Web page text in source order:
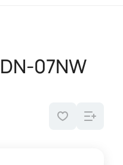
07NW